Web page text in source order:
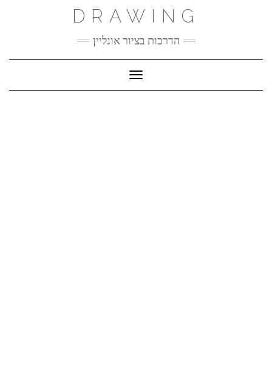
DRAWING
הדרכות בציור אונליין
Toggle Navigation